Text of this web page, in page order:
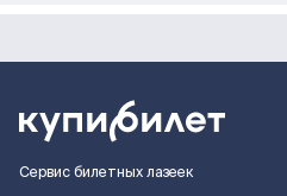
Сервис билетных лазеек